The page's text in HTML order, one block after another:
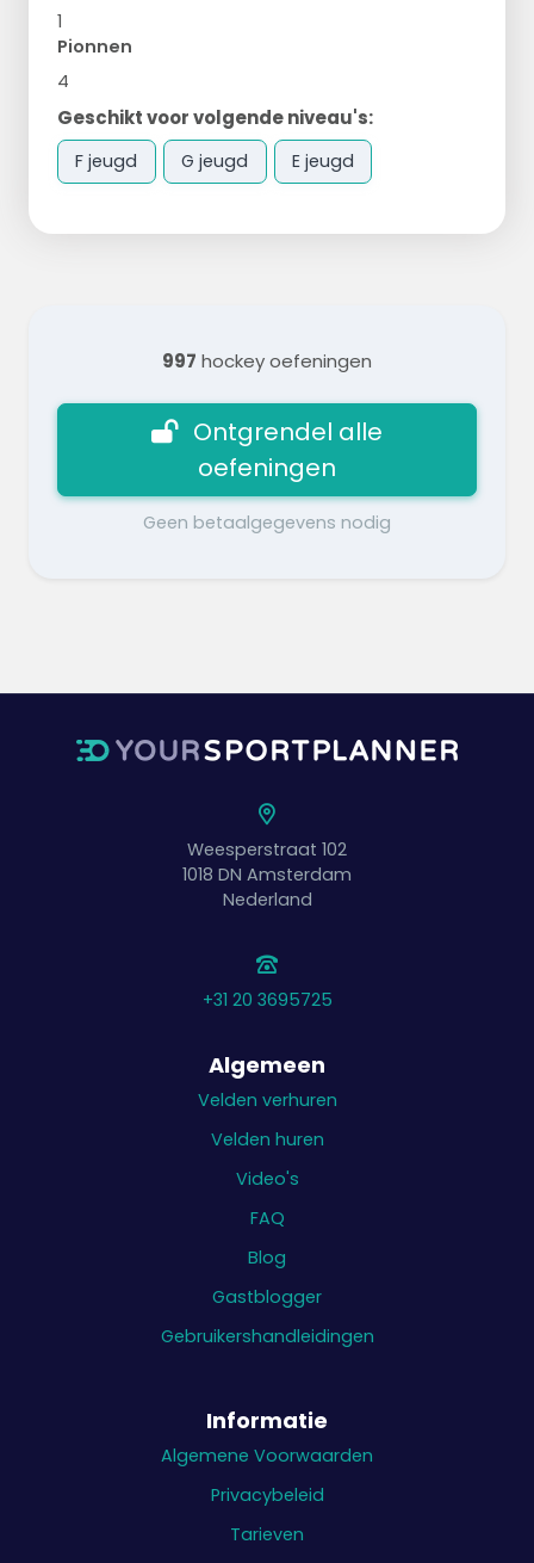
1
Pionnen
4
Geschikt voor volgende niveau's:
F jeugd G jeugd E jeugd
997 hockey oefeningen
Ontgrendel alle
oefeningen
Geen betaalgegevens nodig
Weesperstraat 102
1018 DN Amsterdam
Nederland
+31 20 3695725
Algemeen
Velden verhuren
Velden huren
Video's
FAQ
Blog
Gastblogger
Gebruikershandleidingen
Informatie
Algemene Voorwaarden
Privacybeleid
Tarieven